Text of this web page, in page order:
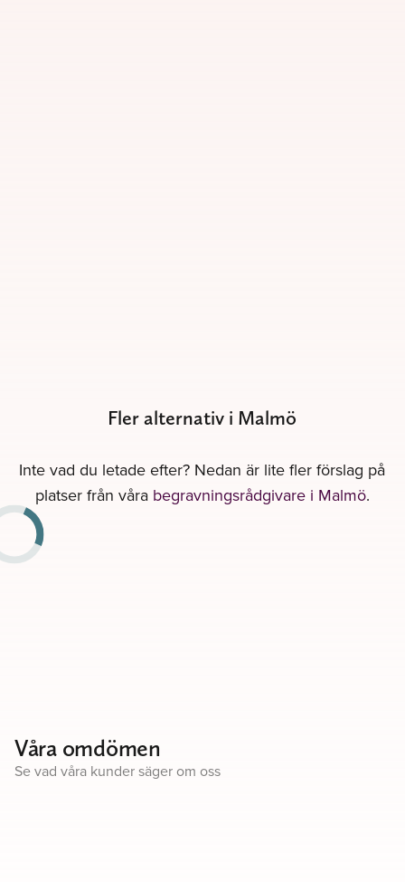
Fler alternativ i Malmö
Inte vad du letade efter? Nedan är lite fler förslag på
platser från våra begravningsrådgivare i Malmö.
Våra omdömen
Se vad våra kunder säger om oss